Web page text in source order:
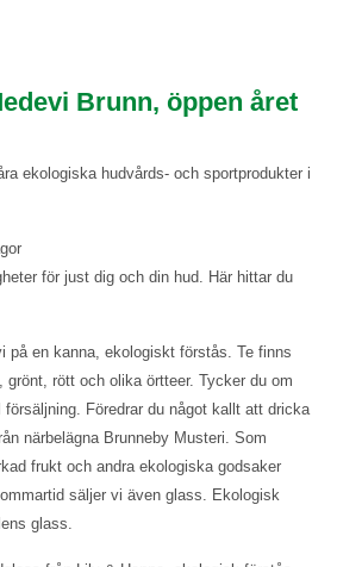
Brunn, öppen året
ekologiska hudvårds- och sportprodukter i
för just dig och din hud. Här hittar du
på en kanna, ekologiskt förstås. Te finns
grönt, rött och olika örtteer. Tycker du om
Föredrar du något kallt att dricka
närbelägna Brunneby Musteri. Som
frukt och andra ekologiska godsaker
säljer vi även glass. Ekologisk
glass.